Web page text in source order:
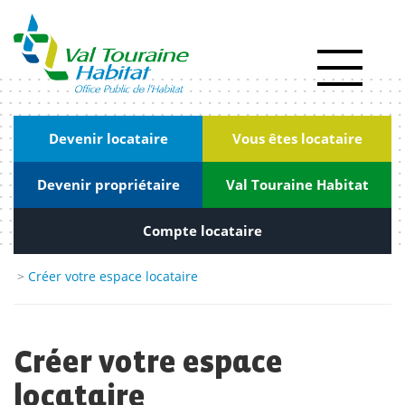
Actualités
RSE
|
Innovation
Kiosque
rejoindre
Contact
Devenir locataire Vous êtes locataire
Devenir propriétaire Val Touraine Habitat
Compte locataire
> Créer votre espace locataire
Créer votre espace
locataire